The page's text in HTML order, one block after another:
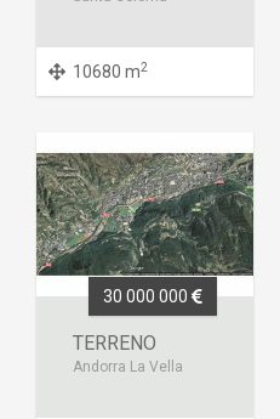
10680 m2
30 000 000
TERRENO
Andorra La Vella